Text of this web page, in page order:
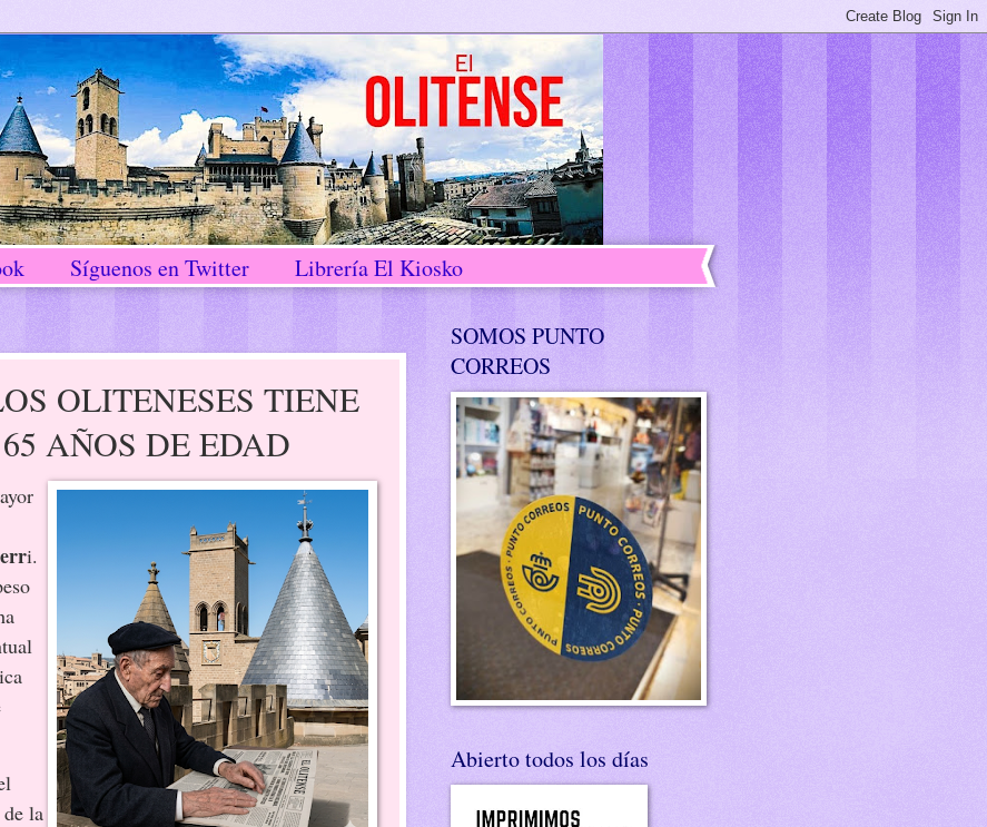
Síguenos en Twitter Librería El Kiosko
OLITENESES TIENE
AÑOS DE EDAD
i.
la
SOMOS PUNTO
CORREOS
Abierto todos los días